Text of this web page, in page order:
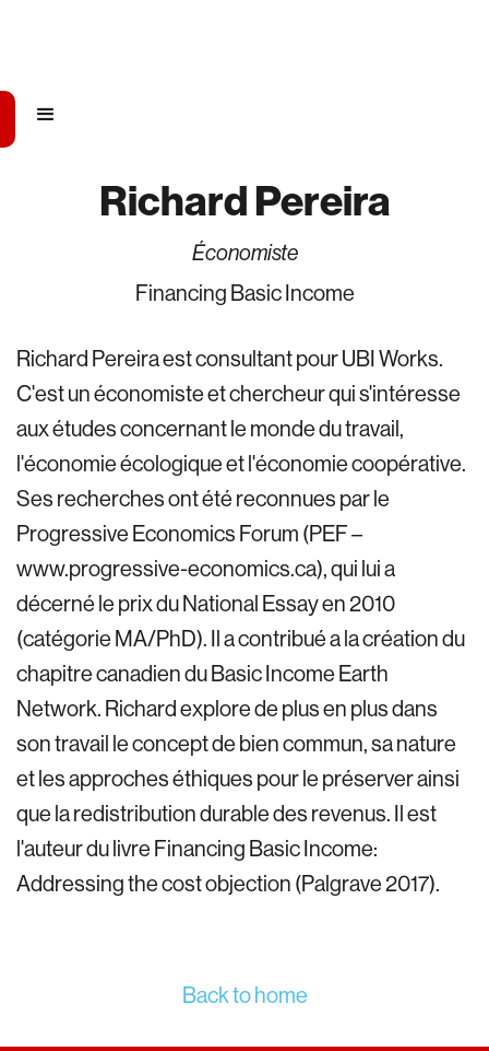
Richard Pereira
Économiste
Financing Basic Income
Richard Pereira est consultant pour UBI Works.
C'est un économiste et chercheur qui s'intéresse
aux études concernant le monde du travail,
l'économie écologique et l'économie coopérative.
Ses recherches ont été reconnues par le
Progressive Economics Forum (PEF –
www.progressive-economics.ca), qui lui a
décerné le prix du National Essay en 2010
(catégorie MA/PhD). Il a contribué a la création du
chapitre canadien du Basic Income Earth
Network. Richard explore de plus en plus dans
son travail le concept de bien commun, sa nature
et les approches éthiques pour le préserver ainsi
que la redistribution durable des revenus. Il est
l'auteur du livre Financing Basic Income:
Addressing the cost objection (Palgrave 2017).
Back to home